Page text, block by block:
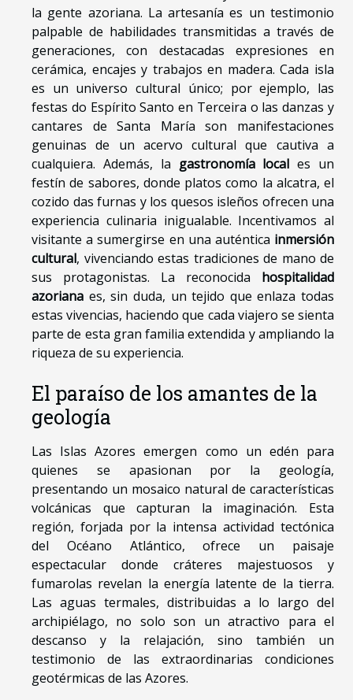
la gente azoriana. La artesanía es un testimonio
palpable de habilidades transmitidas a través de
generaciones, con destacadas expresiones en
cerámica, encajes y trabajos en madera. Cada isla
es un universo cultural único; por ejemplo, las
festas do Espírito Santo en Terceira o las danzas y
cantares de Santa María son manifestaciones
genuinas de un acervo cultural que cautiva a
cualquiera. Además, la gastronomía local es un
festín de sabores, donde platos como la alcatra, el
cozido das furnas y los quesos isleños ofrecen una
experiencia culinaria inigualable. Incentivamos al
visitante a sumergirse en una auténtica inmersión
cultural, vivenciando estas tradiciones de mano de
sus protagonistas. La reconocida hospitalidad
azoriana es, sin duda, un tejido que enlaza todas
estas vivencias, haciendo que cada viajero se sienta
parte de esta gran familia extendida y ampliando la
riqueza de su experiencia.
El paraíso de los amantes de la
geología
Las Islas Azores emergen como un edén para
quienes se apasionan por la geología,
presentando un mosaico natural de características
volcánicas que capturan la imaginación. Esta
región, forjada por la intensa actividad tectónica
del Océano Atlántico, ofrece un paisaje
espectacular donde cráteres majestuosos y
fumarolas revelan la energía latente de la tierra.
Las aguas termales, distribuidas a lo largo del
archipiélago, no solo son un atractivo para el
descanso y la relajación, sino también un
testimonio de las extraordinarias condiciones
geotérmicas de las Azores.